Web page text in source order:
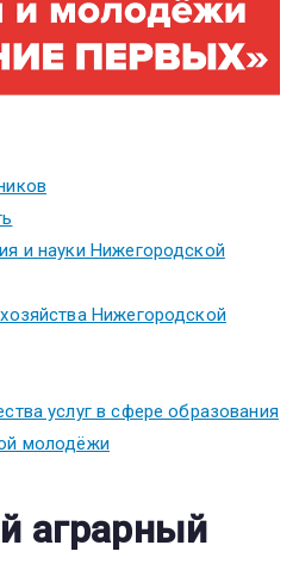
и науки Нижегородской
Нижегородской
услуг в сфере образования
молодёжи
аграрный